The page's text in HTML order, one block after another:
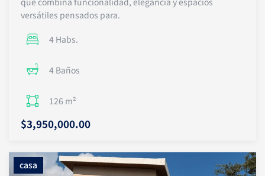
versátiles pensados para.
4 Habs.
4 Baños
126 m²
$3,950,000.00
casa